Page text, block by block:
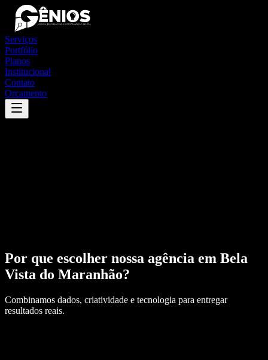
Serviços
Portfólio
Planos
Institucional
Contato
Orçamento
Por que escolher nossa agência em Bela
Vista do Maranhão?
Combinamos dados, criatividade e tecnologia para entregar
resultados reais.